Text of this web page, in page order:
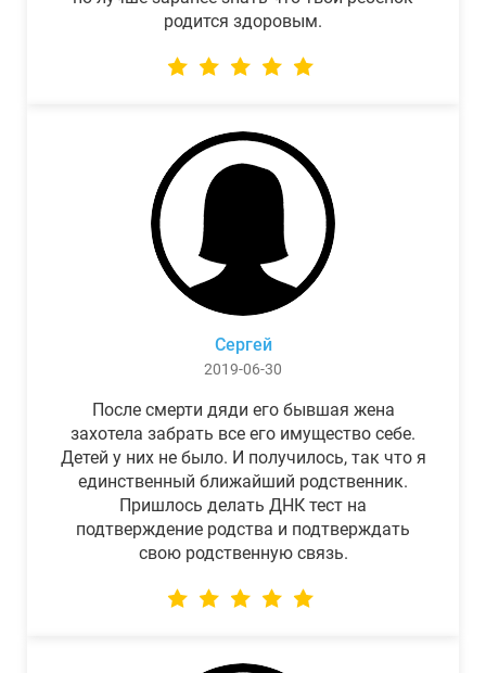
родится здоровым.
Сергей
2019-06-30
После смерти дяди его бывшая жена
захотела забрать все его имущество себе.
Детей у них не было. И получилось, так что я
единственный ближайший родственник.
Пришлось делать ДНК тест на
подтверждение родства и подтверждать
свою родственную связь.